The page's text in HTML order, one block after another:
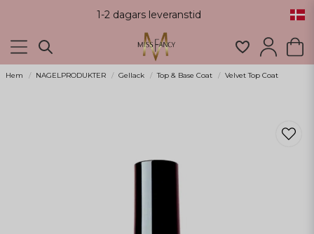
1-2 dagars leveranstid
Hem NAGELPRODUKTER Gellack Top & Base Coat Velvet Top Coat